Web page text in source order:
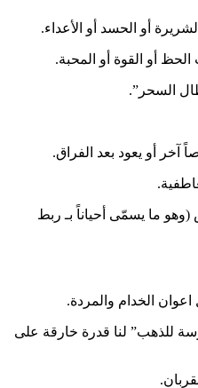
أو الحسد أو الأعداء.
أو القوة أو المحبة.
السحر”.
أو يعود بعد الفراق.
ما يسمّى أحياناً بـ ربط
الخدام والمردة.
للذهب” لنا قدرة خارقة على